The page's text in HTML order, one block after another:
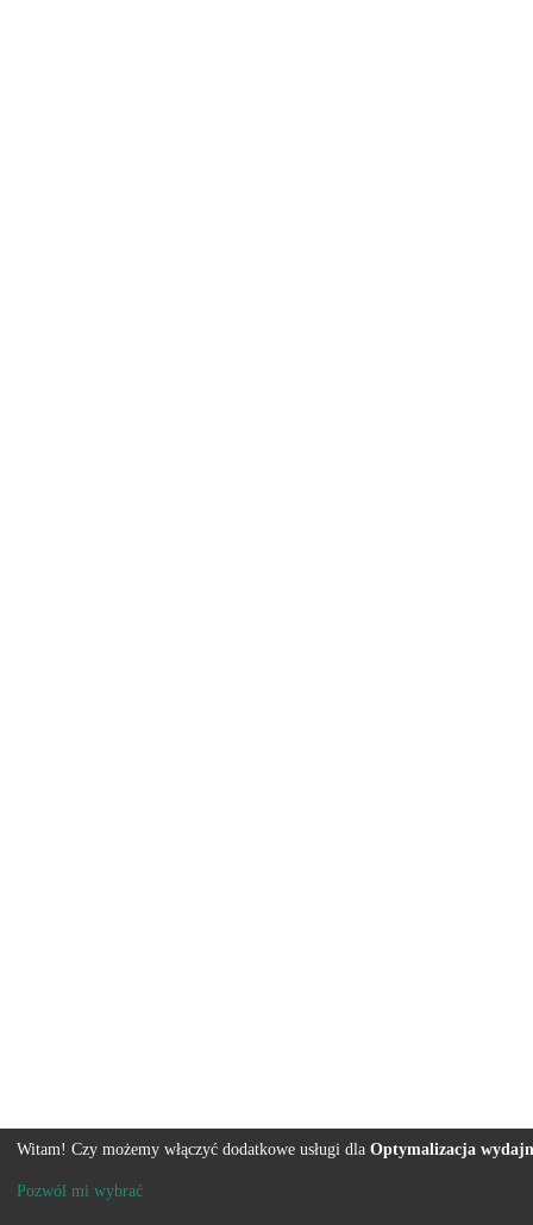
Witam! Czy możemy włączyć dodatkowe usługi dla Optymalizacja
Pozwól mi wybrać